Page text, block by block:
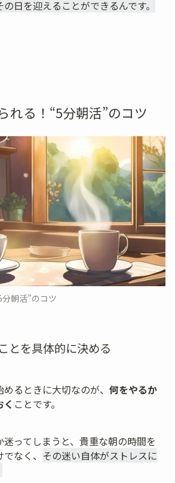
日を迎えることができるんです。
れる！“5分朝活”のコツ
朝活”のコツ
とを具体的に決める
るときに大切なのが、何をやるか
ことです。
ってしまうと、貴重な朝の時間を
なく、 その迷い自体がストレスに